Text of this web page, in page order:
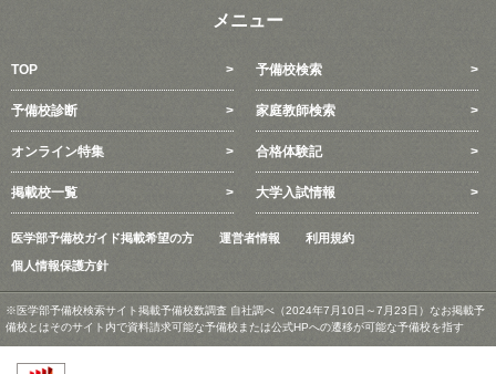
メニュー
TOP 予備校検索
予備校診断 家庭教師検索
オンライン特集 合格体験記
掲載校一覧 大学入試情報
医学部予備校ガイド掲載希望の方 運営者情報 利用規約
個人情報保護方針
※医学部予備校検索サイト掲載予備校数調査 自社調べ（2024年7月10日～7月23日）なお掲載予
備校とはそのサイト内で資料請求可能な予備校または公式HPへの遷移が可能な予備校を指す